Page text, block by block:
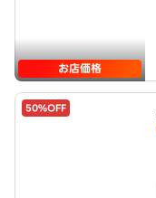
お店価格
50%OFF